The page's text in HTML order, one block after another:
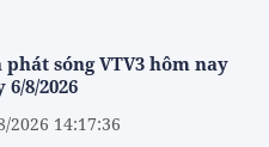
phát sóng VTV3 hôm nay
6/8/2026
2026 14:17:36